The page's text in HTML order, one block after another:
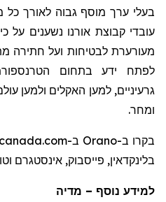
עובדי קבוצת אורנו נשענים על
מעורערת לבטיחות ועל חתירה
לפתח ידע בתחום
גרעיניים, למען האקלים ולמען
ומחר.
בלינקדאין, פייסבוק, אינסטגרם
למידע נוסף – מדיה